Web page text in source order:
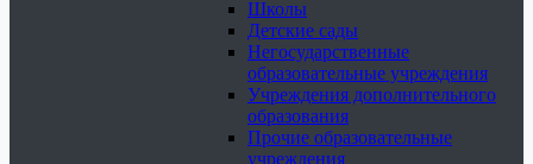
Школы
Детские сады
Негосударственные
образовательные учреждения
Учреждения дополнительного
образования
Прочие образовательные
учреждения